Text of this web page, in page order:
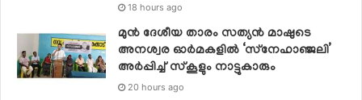
18 hours ago
മുൻ ദേശീയ താരം സത്യൻ മാഷുടെ
അനശ്വര ഓർമകളിൽ ‘സ്‌നേഹാഞ്ജലി’
അർപ്പിച്ച് സ്കൂളും നാട്ടുകാരും
20 hours ago